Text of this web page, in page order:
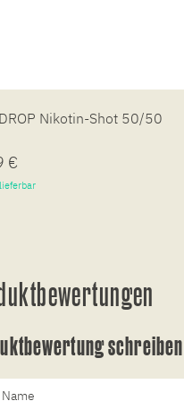
Nikotin-Shot 50/50
€
schreiben